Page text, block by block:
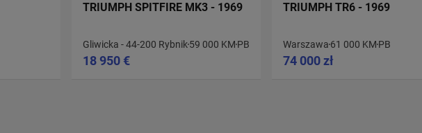
TRIUMPH SPITFIRE MK3 - 1969
Gliwicka - 44-200 Rybnik59 000 KM PB
18 950 €
TRIUMPH TR6 - 1969
Warszawa 61 000 KM PB
74 000 zł